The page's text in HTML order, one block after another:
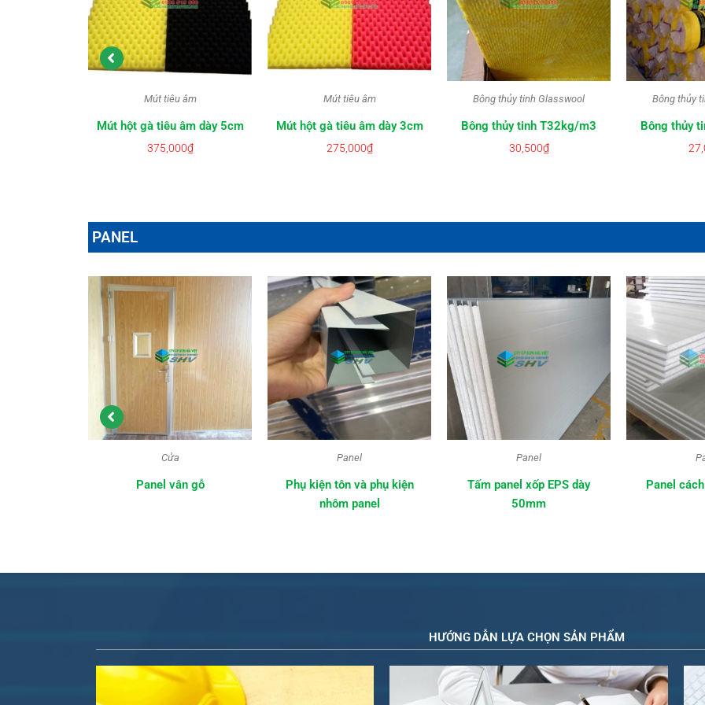
Mút tiêu âm
Mút hột gà tiêu âm dày 5cm
375,000₫
Mút tiêu âm
Mút hột gà tiêu âm dày 3cm
275,000₫
Bông thủy tinh Glasswool
Bông thủy tinh T32kg/m3
30,500₫
Bông thủy
Bông thủy
PANEL
Cửa
Panel vân gỗ
Panel
Phụ kiện tôn và phụ kiện
nhôm panel
Panel
Tấm panel xốp EPS dày
50mm
Panel
HƯỚNG DẪN LỰA CHỌN SẢN PHẨM